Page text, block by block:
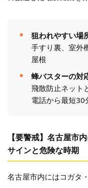
狙われやすい場
手すり裏、室外
屋根
蜂バスターの対
飛散防止ネット
電話から最短30
【要警戒】名古屋市
サインと危険な時期
名古屋市内にはコガタ